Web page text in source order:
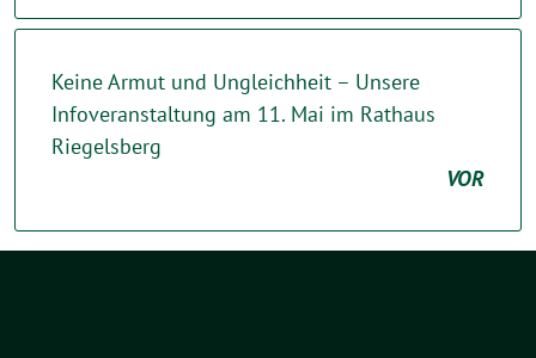
Keine Armut und Ungleichheit – Unsere
Infoveranstaltung am 11. Mai im Rathaus
Riegelsberg
VOR